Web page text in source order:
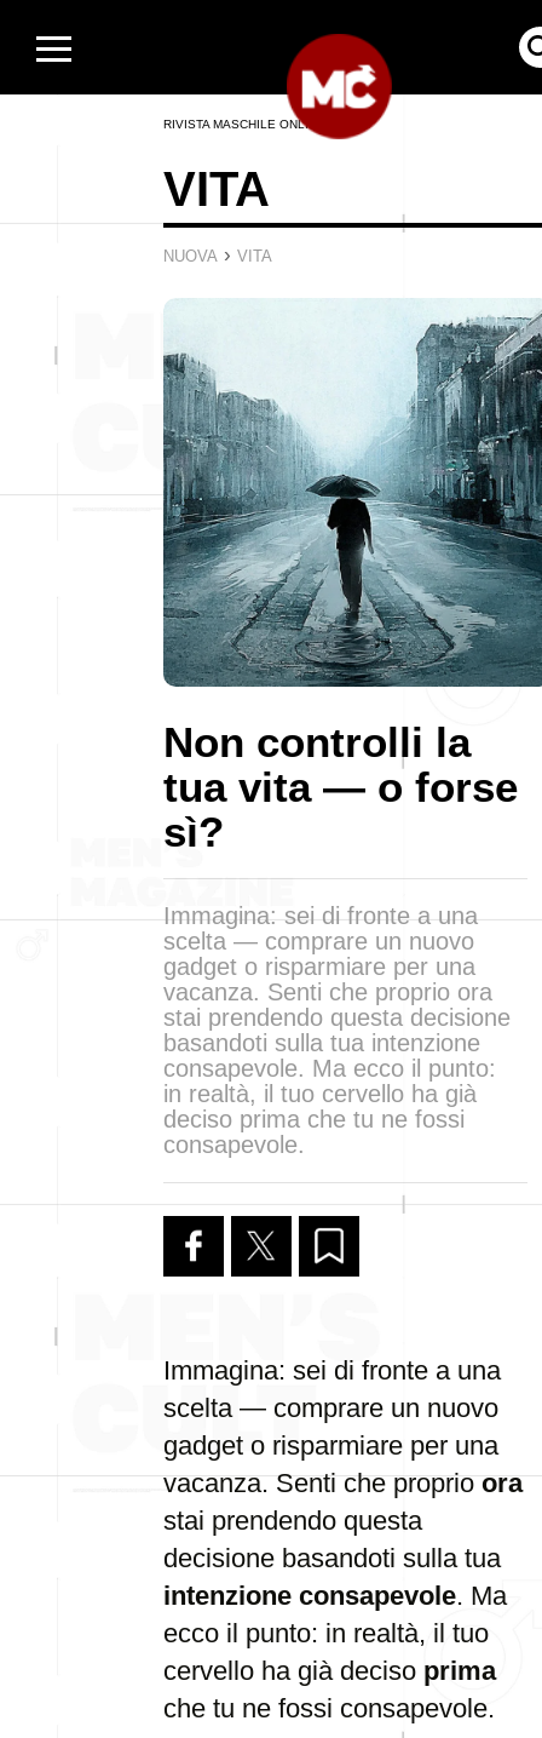
RIVISTA MASCHILE ONLINE
VITA
NUOVA › VITA
Non controlli la
tua vita — o forse
sì?
Immagina: sei di fronte a una
scelta — comprare un nuovo
gadget o risparmiare per una
vacanza. Senti che proprio ora
stai prendendo questa decisione
basandoti sulla tua intenzione
consapevole. Ma ecco il punto:
in realtà, il tuo cervello ha già
deciso prima che tu ne fossi
consapevole.
Immagina: sei di fronte a una
scelta — comprare un nuovo
gadget o risparmiare per una
vacanza. Senti che proprioora
stai prendendo questa
decisione basandoti sulla tua
intenzione consapevole. Ma
ecco il punto: in realtà, il tuo
cervello ha già deciso prima
che tu ne fossi consapevole.